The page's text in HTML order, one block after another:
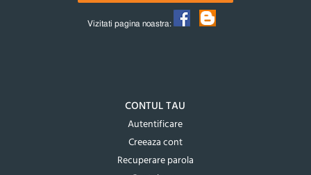
Vizitati pagina noastra:
CONTUL TAU
Autentificare
Creeaza cont
Recuperare parola